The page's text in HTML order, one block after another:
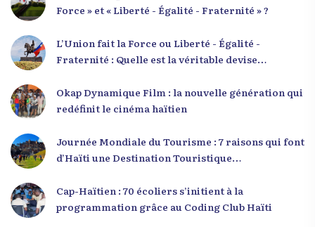
Force » et « Liberté - Égalité - Fraternité » ?
L’Union fait la Force ou Liberté - Égalité -
Fraternité : Quelle est la véritable devise
Okap Dynamique Film : la nouvelle génération qui
redéfinit le cinéma haïtien
Journée Mondiale du Tourisme : 7 raisons qui font
d’Haïti une Destination Touristique
Cap-Haïtien : 70 écoliers s’initient à la
programmation grâce au Coding Club Haïti